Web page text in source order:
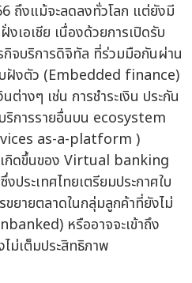
ถึงแม้จะลดลงทั่วโลก แต่ยังมี
เอเชีย เนื่องด้วยการเปิดรับ
กิจบริการดิจิทัล ที่ร่วมมือกันผ่าน
บฝังตัว (Embedded finance)
ต่างๆ เช่น การชำระเงิน ประกัน
ริการรายอื่นบน ecosystem
as-a-platform )
เกิดขึ้นของ Virtual banking
ประเทศไทยเตรียมประกาศใบ
ยายตลาดในกลุ่มลูกค้าที่ยังไม่
หรืออาจจะเข้าถึง
ม่เต็มประสิทธิภาพ